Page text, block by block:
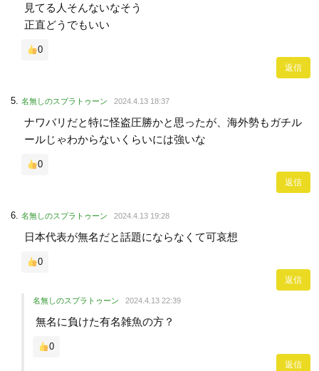
見てる人そんないなそう
正直どうでもいい
0
返信
名無しのスプラトゥーン 2024.4.13 18:37
ナワバリだと特に怪盗圧勝かと思ったが、海外勢もガチル
ールじゃわからないくらいには強いな
0
返信
名無しのスプラトゥーン 2024.4.13 19:28
日本代表が無名だと話題にならなくて可哀想
0
返信
名無しのスプラトゥーン 2024.4.13 22:39
無名に負けた有名雑魚の方？
0
返信